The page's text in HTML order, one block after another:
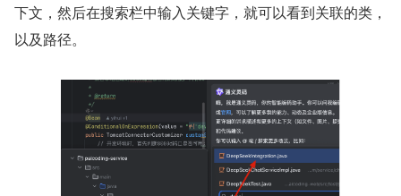
下文，然后在搜索栏中输入关键字，就可以看到关联的类，
以及路径。